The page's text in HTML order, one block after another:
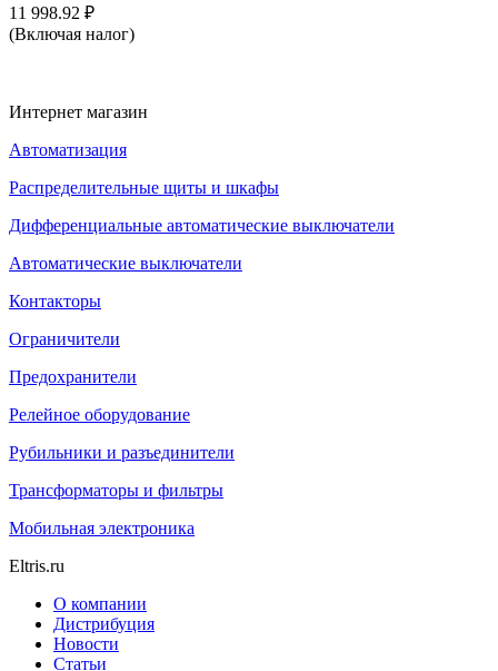
11 998.92 ₽
(Включая налог)
Интернет магазин
Автоматизация
Распределительные щиты и шкафы
Дифференциальные автоматические выключатели
Автоматические выключатели
Контакторы
Ограничители
Предохранители
Релейное оборудование
Рубильники и разъединители
Трансформаторы и фильтры
Мобильная электроника
Eltris.ru
О компании
Дистрибуция
Новости
Статьи